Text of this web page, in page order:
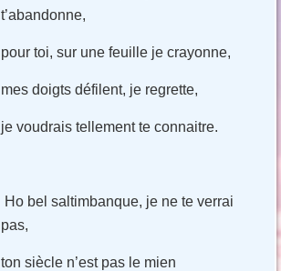
t’abandonne,
pour toi, sur une feuille je crayonne,
mes doigts défilent, je regrette,
je voudrais tellement te connaitre.
Ho bel saltimbanque, je ne te verrai
pas,
ton siècle n’est pas le mien